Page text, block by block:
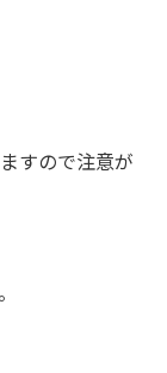
すので注意が